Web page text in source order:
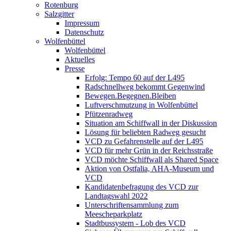
Rotenburg
Salzgitter
Impressum
Datenschutz
Wolfenbüttel
Wolfenbüttel
Aktuelles
Presse
Erfolg: Tempo 60 auf der L495
Radschnellweg bekommt Gegenwind
Bewegen.Begegnen.Bleiben
Luftverschmutzung in Wolfenbüttel
Pfützenradweg
Situation am Schiffwall in der Diskussion
Lösung für beliebten Radweg gesucht
VCD zu Gefahrenstelle auf der L495
VCD für mehr Grün in der Reichsstraße
VCD möchte Schiffwall als Shared Space
Aktion von Ostfalia, AHA-Museum und
VCD
Kandidatenbefragung des VCD zur
Landtagswahl 2022
Unterschriftensammlung zum
Meescheparkplatz
Stadtbussystem - Lob des VCD